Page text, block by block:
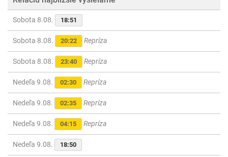
Sobota 8.08. 18:51
Sobota 8.08. 20:22 Repríza
Sobota 8.08. 23:40 Repríza
Nedeľa 9.08. 02:30 Repríza
Nedeľa 9.08. 02:35 Repríza
Nedeľa 9.08. 04:15 Repríza
Nedeľa 9.08. 18:50